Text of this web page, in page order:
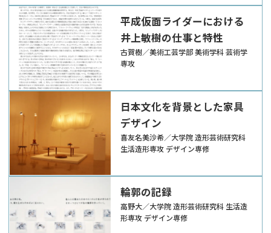
平成仮面ライダーにおける
井上敏樹の仕事と特性
古賀樹／美術工芸学部 美術学科 芸術学
専攻
日本文化を背景とした家具
デザイン
喜友名美沙希／大学院 造形芸術研究科
生活造形専攻 デザイン専修
輪郭の記録
高野大／大学院 造形芸術研究科 生活造
形専攻 デザイン専修